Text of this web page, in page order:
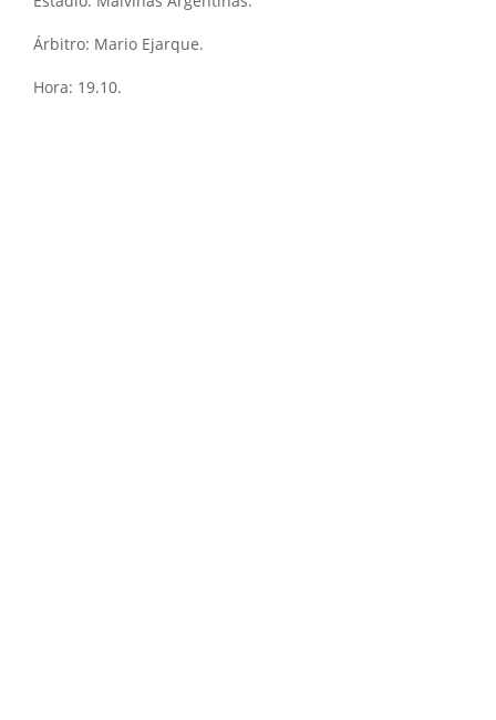
Árbitro: Mario Ejarque.
Hora: 19.10.